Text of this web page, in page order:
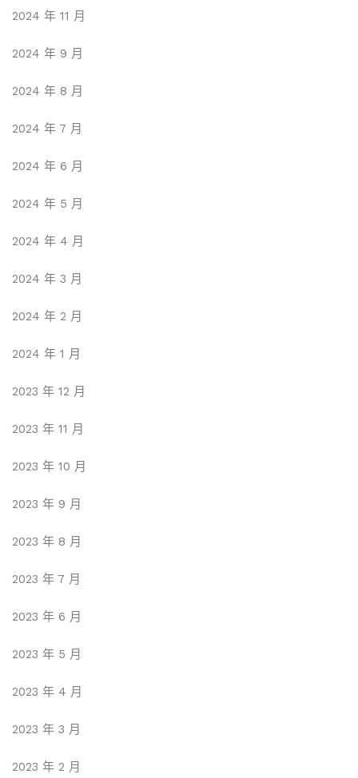
2024 年 11 月
2024 年 9 月
2024 年 8 月
2024 年 7 月
2024 年 6 月
2024 年 5 月
2024 年 4 月
2024 年 3 月
2024 年 2 月
2024 年 1 月
2023 年 12 月
2023 年 11 月
2023 年 10 月
2023 年 9 月
2023 年 8 月
2023 年 7 月
2023 年 6 月
2023 年 5 月
2023 年 4 月
2023 年 3 月
2023 年 2 月